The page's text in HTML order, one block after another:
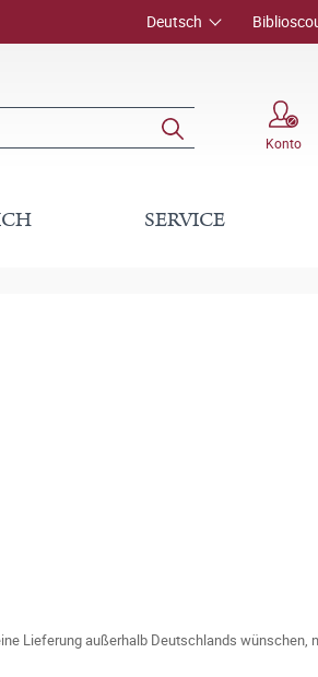
Deutsch
Konto
SERVICE
Lieferung außerhalb Deutschlands wünschen,